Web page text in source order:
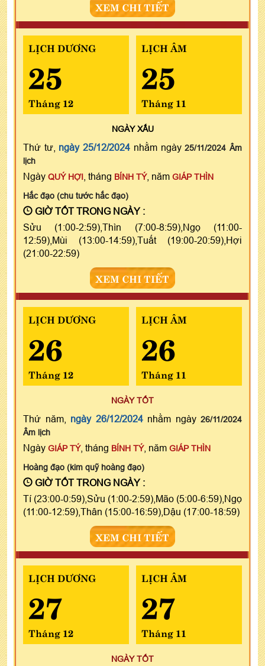
XEM CHI TIẾT
LỊCH DƯƠNG
25
Tháng 12
LỊCH ÂM
25
Tháng 11
NGÀYXẤU
Thứ tư, ngày 25/12/2024 nhằm ngày25/11/2024 Âm
lịch
Ngày QUÝ HỢI , tháng BÍNH TÝ, năm GIÁP THÌN
Hắc đạo (chu tước hắc đạo)
GIỜ TỐT TRONG NGÀY :
Sửu (1:00-2:59),Thìn (7:00-8:59),Ngọ (11:00-
12:59),Mùi (13:00-14:59),Tuất (19:00-20:59),Hợi
(21:00-22:59)
XEM CHI TIẾT
LỊCH DƯƠNG
26
Tháng 12
LỊCH ÂM
26
Tháng 11
NGÀY TỐT
Thứ năm, ngày 26/12/2024nhằm ngày 26/11/2024
Âm lịch
Ngày GIÁP TÝ, tháng BÍNH TÝ, năm GIÁP THÌN
Hoàng đạo (kim quỹ hoàng đạo)
GIỜ TỐT TRONG NGÀY :
Tí (23:00-0:59),Sửu (1:00-2:59),Mão (5:00-6:59),Ngọ
(11:00-12:59),Thân (15:00-16:59),Dậu (17:00-18:59)
XEM CHI TIẾT
LỊCH DƯƠNG
27
Tháng 12
LỊCH ÂM
27
Tháng 11
NGÀY TỐT